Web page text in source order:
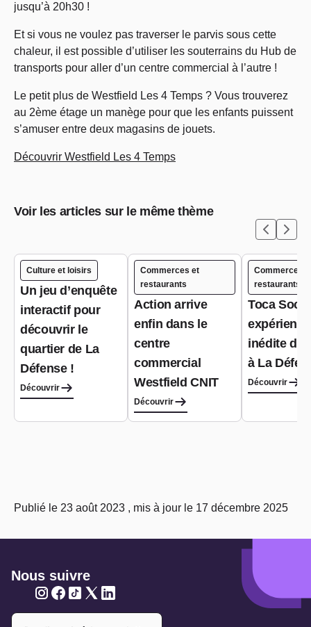
jusqu’à 20h30 !
Et si vous ne voulez pas traverser le parvis sous cette
chaleur, il est possible d’utiliser les souterrains du Hub de
transports pour aller d’un centre commercial à l’autre !
Le petit plus de Westfield Les 4 Temps ? Vous trouverez
au 2ème étage un manège pour que les enfants puissent
s’amuser entre deux magasins de jouets.
Découvrir Westfield Les 4 Temps
Voir les articles sur le même thème
Culture et loisirs
Un jeu d’enquête
interactif pour
découvrir le
quartier de La
Défense !
Découvrir
Commerces et
restaurants
Action arrive
enfin dans le
centre
commercial
Westfield CNIT
Découvrir
Commerces
restaurants
Toca
inédite
à La
Découvrir
Publié le 23 août 2023 , mis à jour le 17 décembre 2025
Nous suivre